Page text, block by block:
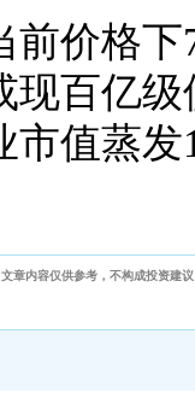
前价格下
现百亿
市值蒸发
章内容仅供参考，不构成投资建